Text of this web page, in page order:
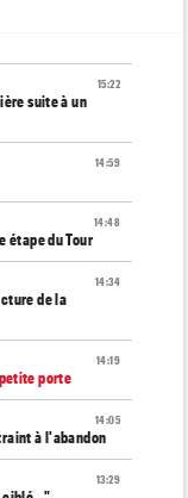
15:22
suite à un
14:59
14:48
étape du Tour
14:34
de la
14:19
porte
14:05
à l'abandon
13:29